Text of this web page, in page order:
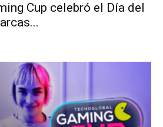
Cup celebró el Día del